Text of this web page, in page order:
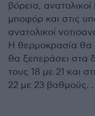
βόρεια,
μποφόρ και στις
ανατολικοί
Η θερμοκρασία θα
θα ξεπεράσει στα
τους 18 με 21 και
22 με 23 βαθμούς. .